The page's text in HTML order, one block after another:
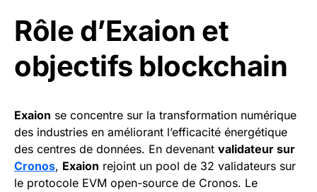
Rôle d’Exaion et
objectifs blockchain
Exaion se concentre sur la transformation numérique
des industries en améliorant l’efficacité énergétique
des centres de données. En devenant validateur sur
Cronos, Exaion rejoint un pool de 32 validateurs sur
le protocole EVM open-source de Cronos. Le